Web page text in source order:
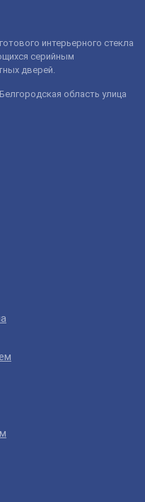
интерьерного стекла
серийным
дверей.
область улица